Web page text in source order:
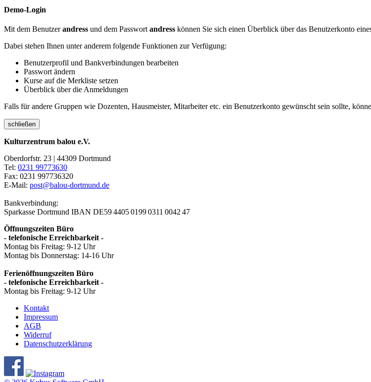
Demo-Login
Mit dem Benutzerandress und dem Passwort andress können Sie sich einen Überblick über das Benutzerkonto
Dabei stehen Ihnen unter anderem folgende Funktionen zur Verfügung:
Benutzerprofil und Bankverbindungen bearbeiten
Passwort ändern
Kurse auf die Merkliste setzen
Überblick über die Anmeldungen
Falls für andere Gruppen wie Dozenten, Hausmeister, Mitarbeiter etc. ein Benutzerkonto gewünscht sein sollte,
schließen
Kulturzentrum balou e.V.
Oberdorfstr. 23 | 44309 Dortmund
Tel: 0231 99773630
Fax: 0231 997736320
E-Mail: post@balou-dortmund.de
Bankverbindung:
Sparkasse Dortmund IBAN DE59 4405 0199 0311 0042 47
Öffnungszeiten Büro
- telefonische Erreichbarkeit -
Montag bis Freitag: 9-12 Uhr
Montag bis Donnerstag: 14-16 Uhr
Ferienöffnungszeiten Büro
- telefonische Erreichbarkeit -
Montag bis Freitag: 9-12 Uhr
Kontakt
Impressum
AGB
Widerruf
Datenschutzerklärung